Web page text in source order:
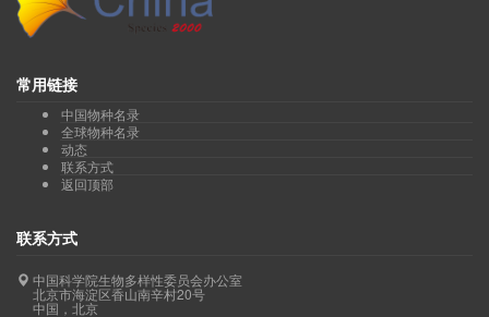
常用链接
中国物种名录
全球物种名录
动态
联系方式
返回顶部
联系方式
中国科学院生物多样性委员会办公室
北京市海淀区香山南辛村20号
中国，北京